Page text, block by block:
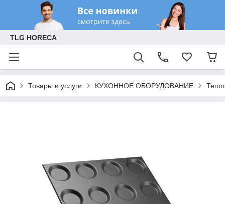
TLG HORECA
Товары и услуги КУХОННОЕ ОБОРУДОВАНИЕ